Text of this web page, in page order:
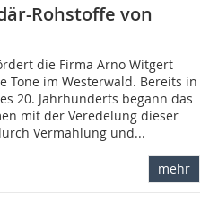
Rohstoffe von
die Firma Arno Witgert
Tone im Westerwald. Bereits in
20. Jahrhunderts begann das
mit der Veredelung dieser
Vermahlung und...
mehr